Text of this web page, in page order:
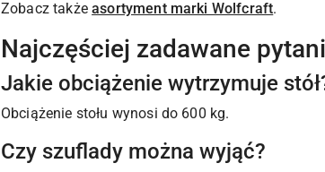
Zobacz takżeasortyment marki Wolfcraft.
Najczęściej zadawane
Jakie obciążenie wytrzymuje
Obciążenie stołu wynosi do 600 kg.
Czy szuflady można wyjąć?